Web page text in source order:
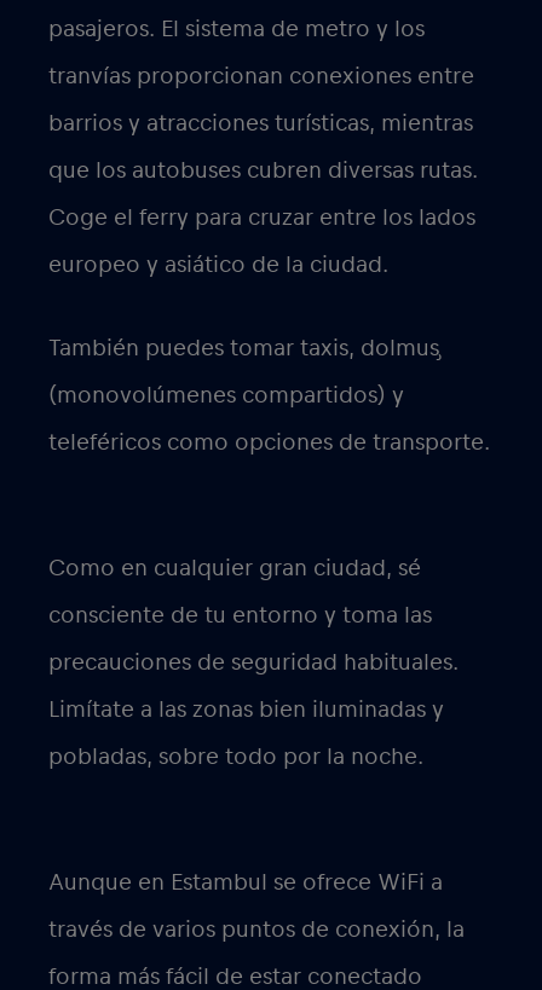
pasajeros. El sistema de metro y los
tranvías proporcionan conexiones entre
barrios y atracciones turísticas, mientras
que los autobuses cubren diversas rutas.
Coge el ferry para cruzar entre los lados
europeo y asiático de la ciudad.
También puedes tomar taxis, dolmuş
(monovolúmenes compartidos) y
teleféricos como opciones de transporte.
Como en cualquier gran ciudad, sé
consciente de tu entorno y toma las
precauciones de seguridad habituales.
Limítate a las zonas bien iluminadas y
pobladas, sobre todo por la noche.
Aunque en Estambul se ofrece WiFi a
través de varios puntos de conexión, la
forma más fácil de estar conectado